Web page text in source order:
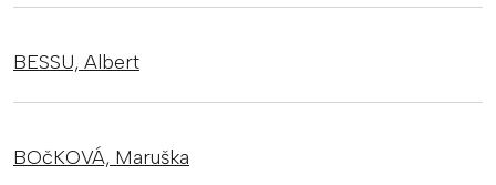
BESSU, Albert
BOčKOVÁ, Maruška